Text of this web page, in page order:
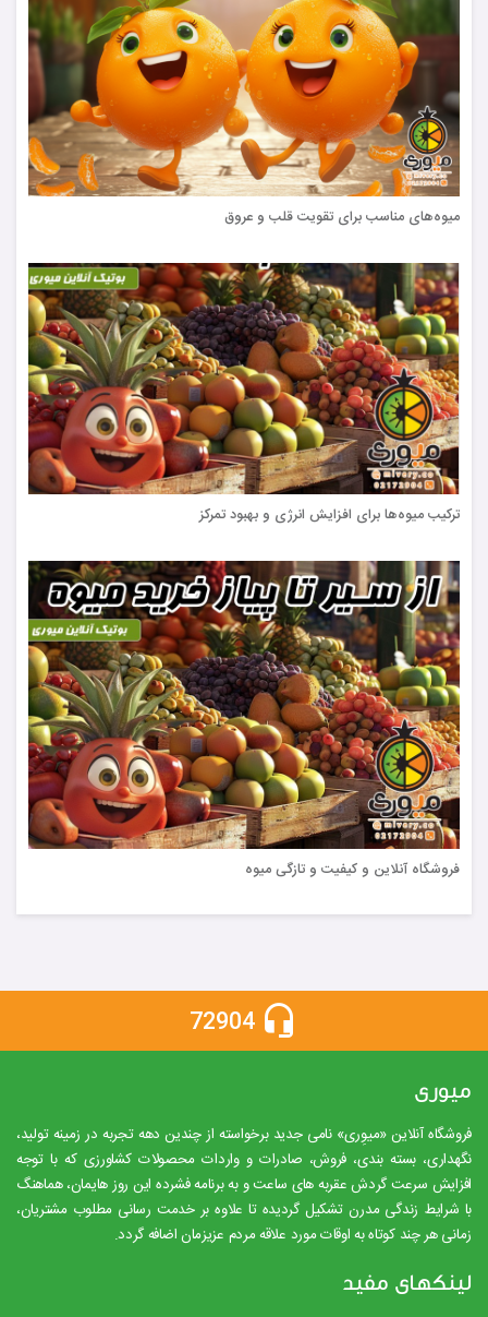
میوه‌های مناسب برای تقویت قلب و عروق
ترکیب میوه‌ها برای افزایش انرژی و بهبود تمرکز
فروشگاه آنلاین و کیفیت و تازگی میوه
72904
میوری
فروشگاه آنلاین «میوِری» نامی جدید برخواسته از چندین دهه تجربه در زمینه تولید،
نگهداری، بسته بندی، فروش، صادرات و واردات محصولات کشاورزی که با توجه
افزایش سرعت گردش عقربه های ساعت و به برنامه فشرده این روز هایمان، هماهنگ
با شرایط زندگی مدرن تشکیل گردیده تا علاوه بر خدمت رسانی مطلوب مشتریان،
زمانی هر چند کوتاه به اوقات مورد علاقه مردم عزیزمان اضافه گردد.
لینکهای مفید